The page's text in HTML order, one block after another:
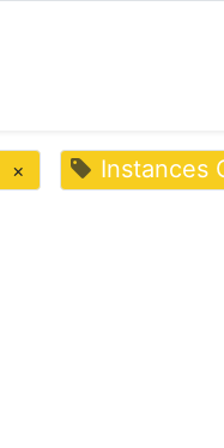
× Instances